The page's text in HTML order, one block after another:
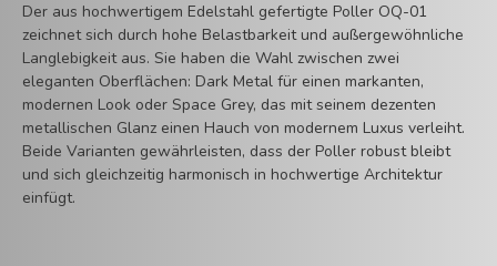
Der aus hochwertigem Edelstahl gefertigte Poller OQ-01
zeichnet sich durch hohe Belastbarkeit und außergewöhnliche
Langlebigkeit aus. Sie haben die Wahl zwischen zwei
eleganten Oberflächen: Dark Metal für einen markanten,
modernen Look oder Space Grey, das mit seinem dezenten
metallischen Glanz einen Hauch von modernem Luxus verleiht.
Beide Varianten gewährleisten, dass der Poller robust bleibt
und sich gleichzeitig harmonisch in hochwertige Architektur
einfügt.